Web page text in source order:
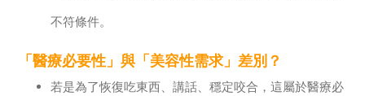
不符條件。
「醫療必要性」與「美容性需求」差別？
若是為了恢復吃東西、講話、穩定咬合，這屬於醫療必